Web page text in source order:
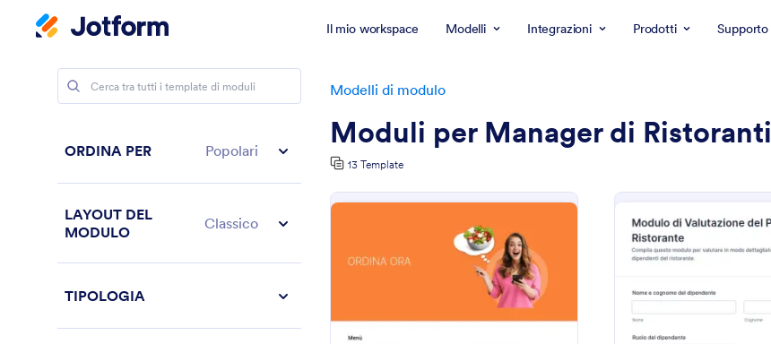
Il mio workspace Modelli Integrazioni Prodotti Supporto
Modelli di modulo
Moduli per Manager di Ristoranti
13 Template
: Modulo Di Ordine Ristorante
ORDINA PER Popolari
LAYOUT DEL
MODULO
Classico
TIPOLOGIA